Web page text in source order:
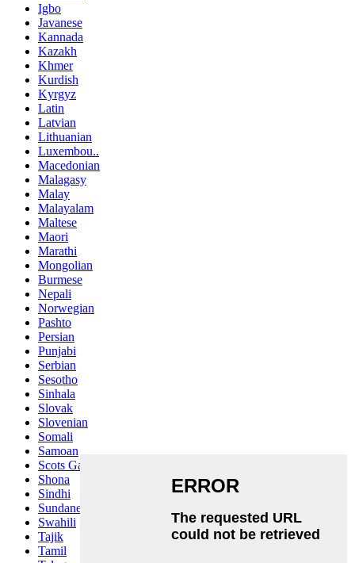
Igbo
Javanese
Kannada
Kazakh
Khmer
Kurdish
Kyrgyz
Latin
Latvian
Lithuanian
Luxembou..
Macedonian
Malagasy
Malay
Malayalam
Maltese
Maori
Marathi
Mongolian
Burmese
Nepali
Norwegian
Pashto
Persian
Punjabi
Serbian
Sesotho
Sinhala
Slovak
Slovenian
Somali
Samoan
Scots Gaelic
Shona
Sindhi
Sundanese
Swahili
Tajik
Tamil